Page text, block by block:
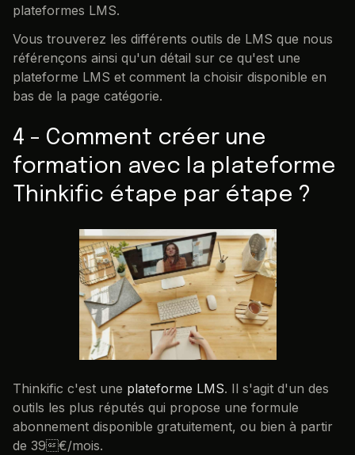
plateformes LMS.
Vous trouverez les différents outils de LMS que nous
référençons ainsi qu'un détail sur ce qu'est une
plateforme LMS et comment la choisir disponible en
bas de la page catégorie.
4 - Comment créer une
formation avec la plateforme
Thinkific étape par étape ?
Thinkific c'est une plateforme LMS. Il s'agit d'un des
outils les plus réputés qui propose une formule
abonnement disponible gratuitement, ou bien à partir
de 39€/mois.